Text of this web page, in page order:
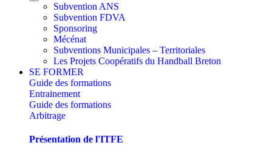
Subvention ANS
Subvention FDVA
Sponsoring
Mécénat
Subventions Municipales – Territoriales
Les Projets Coopératifs du Handball Breton
SE FORMER
Guide des formations
Entrainement
Guide des formations
Arbitrage
Présentation de l'ITFE